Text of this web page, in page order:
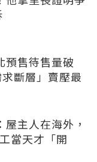
預售待售量破
斷層」賣壓最
主人在海外，
當天才「開